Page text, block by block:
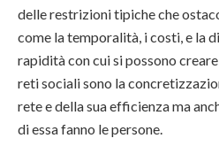
delle restrizioni tipiche che
come la temporalità, i costi, e la
rapidità con cui si possono
reti sociali sono la
rete e della sua efficienza ma
di essa fanno le persone.